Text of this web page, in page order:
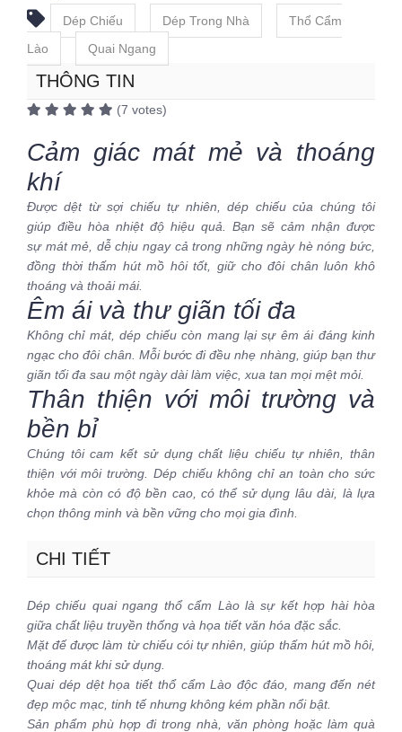
Dép Chiếu Dép Trong Nhà
Thổ Cẩm
Lào
Quai Ngang
THÔNG TIN
(7 votes)
Cảm giác mát mẻ và thoáng
khí
Được dệt từ sợi chiếu tự nhiên, dép chiếu của chúng tôi
giúp điều hòa nhiệt độ hiệu quả. Bạn sẽ cảm nhận được
sự mát mẻ, dễ chịu ngay cả trong những ngày hè nóng bức,
đồng thời thấm hút mồ hôi tốt, giữ cho đôi chân luôn khô
thoáng và thoải mái.
Êm ái và thư giãn tối đa
Không chỉ mát, dép chiếu còn mang lại sự êm ái đáng kinh
ngạc cho đôi chân. Mỗi bước đi đều nhẹ nhàng, giúp bạn thư
giãn tối đa sau một ngày dài làm việc, xua tan mọi mệt mỏi.
Thân thiện với môi trường và
bền bỉ
Chúng tôi cam kết sử dụng chất liệu chiếu tự nhiên, thân
thiện với môi trường. Dép chiếu không chỉ an toàn cho sức
khỏe mà còn có độ bền cao, có thể sử dụng lâu dài, là lựa
chọn thông minh và bền vững cho mọi gia đình.
CHI TIẾT
Dép chiếu quai ngang thổ cẩm Lào là sự kết hợp hài hòa
giữa chất liệu truyền thống và họa tiết văn hóa đặc sắc.
Mặt đế được làm từ chiếu cói tự nhiên, giúp thấm hút mồ hôi,
thoáng mát khi sử dụng.
Quai dép dệt họa tiết thổ cẩm Lào độc đáo, mang đến nét
đẹp mộc mạc, tinh tế nhưng không kém phần nổi bật.
Sản phẩm phù hợp đi trong nhà, văn phòng hoặc làm quà